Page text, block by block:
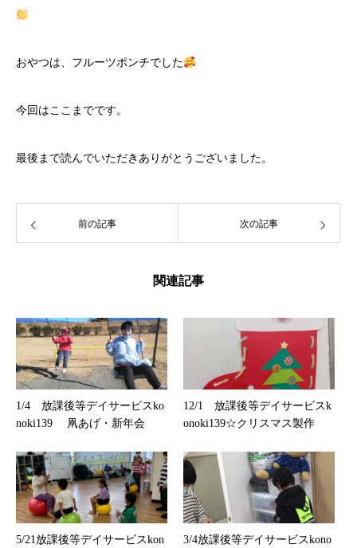
おやつは、フルーツポンチでした
今回はここまでです。
最後まで読んでいただきありがとうございました。
前の記事 次の記事
関連記事
1/4 放課後等デイサービスko
noki139 凧あげ・新年会
12/1 放課後等デイサービスk
onoki139☆クリスマス製作
5/21放課後等デイサービスkon
3/4放課後等デイサービスkono